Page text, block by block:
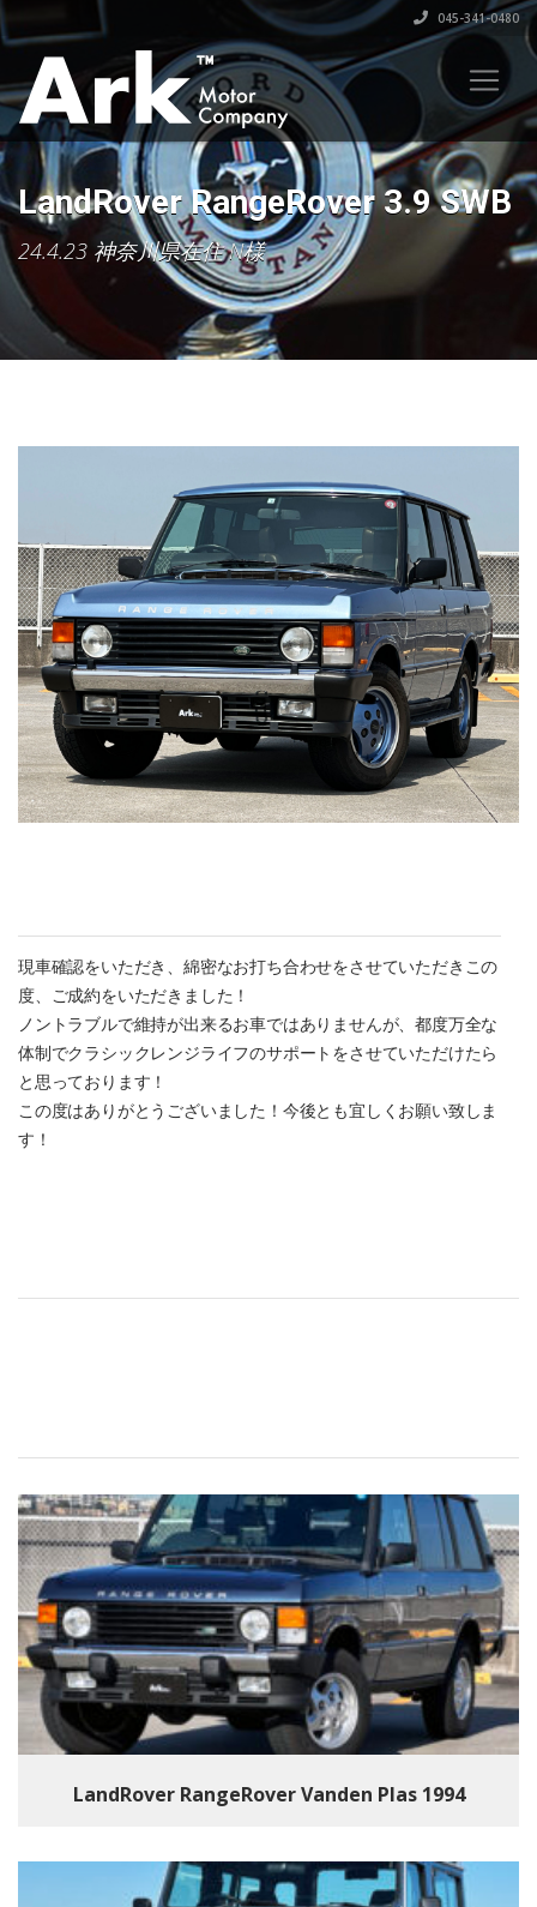
045-341-0480
LandRover RangeRover 3.9 SWB
24.4.23 神奈川県在住 N様
現車確認をいただき、綿密なお打ち合わせをさせていただきこの
度、ご成約をいただきました！
ノントラブルで維持が出来るお車ではありませんが、都度万全な
体制でクラシックレンジライフのサポートをさせていただけたら
と思っております！
この度はありがとうございました！今後とも宜しくお願い致しま
す！
LandRover RangeRover Vanden Plas 1994